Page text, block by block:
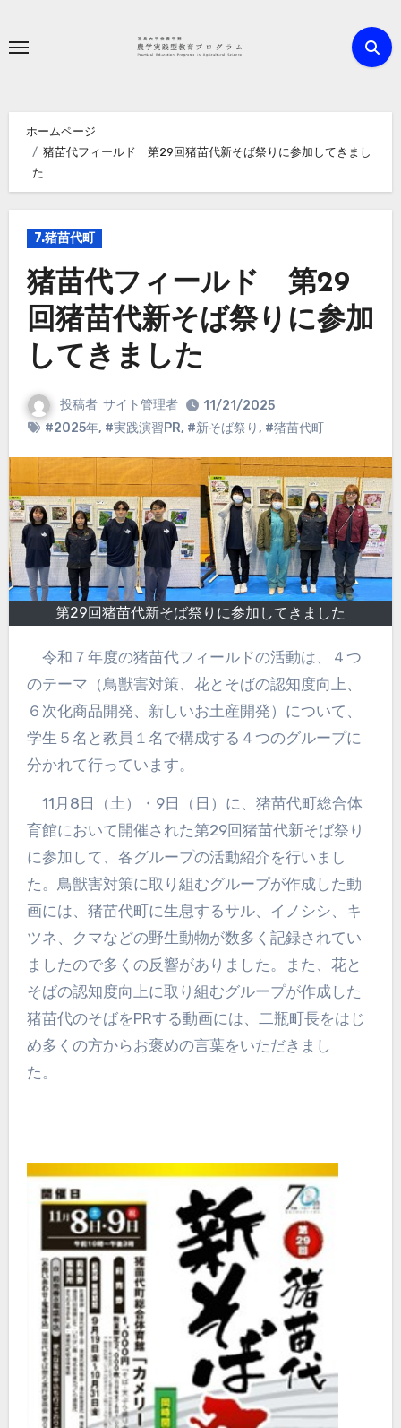
ホームページ
猪苗代フィールド 第29回猪苗代新そば祭りに参加してきまし
た
7.猪苗代町
猪苗代フィールド 第29
回猪苗代新そば祭りに参加
してきました
投稿者 サイト管理者
11/21/2025
#2025年, #実践演習PR, #新そば祭り, #猪苗代町
第29回猪苗代新そば祭りに参加してきました
令和７年度の猪苗代フィールドの活動は、４つ
のテーマ（鳥獣害対策、花とそばの認知度向上、
６次化商品開発、新しいお土産開発）について、
学生５名と教員１名で構成する４つのグループに
分かれて行っています。
11月8日（土）・9日（日）に、猪苗代町総合体
育館において開催された第29回猪苗代新そば祭り
に参加して、各グループの活動紹介を行いまし
た。鳥獣害対策に取り組むグループが作成した動
画には、猪苗代町に生息するサル、イノシシ、キ
ツネ、クマなどの野生動物が数多く記録されてい
ましたので多くの反響がありました。また、花と
そばの認知度向上に取り組むグループが作成した
猪苗代のそばをPRする動画には、二瓶町長をはじ
め多くの方からお褒めの言葉をいただきまし
た。